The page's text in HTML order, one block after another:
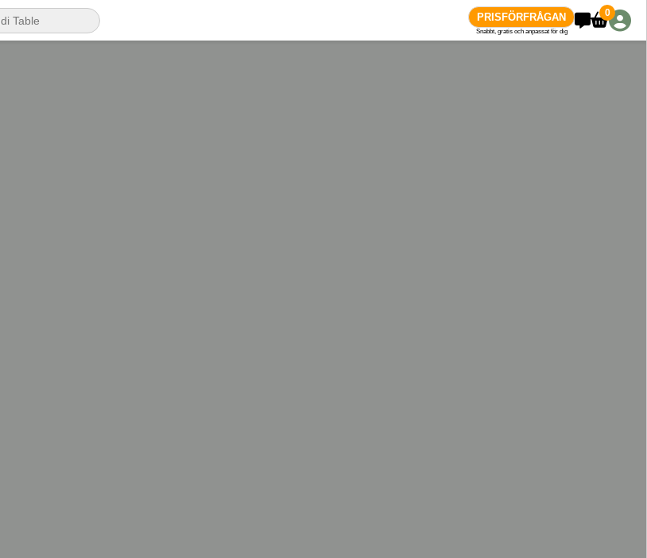
PRISFÖRFRÅGAN
Snabbt, gratis och anpassat för dig
0